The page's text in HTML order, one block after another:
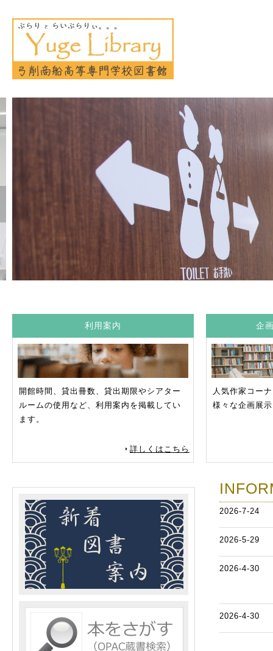
利用案内
開館時間、貸出冊数、貸出期限やシアター
ルームの使用など、利用案内を掲載してい
ます。
詳しくはこちら
企
人気作家コー
様々な企画展
2026-7-24
2026-5-29
2026-4-30
2026-4-30